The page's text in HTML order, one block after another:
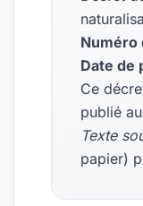
Numéro
Date de
Ce
publié
Texte
papier)